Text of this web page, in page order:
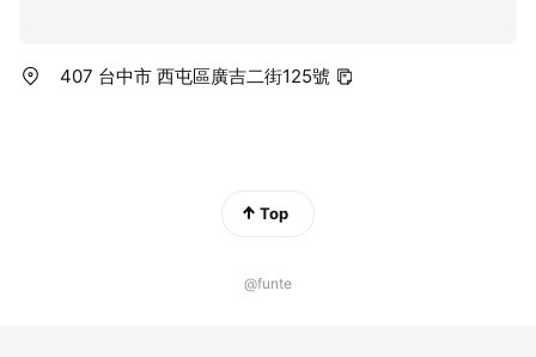
407 台中市 西屯區廣吉二街125號
Top
@funte